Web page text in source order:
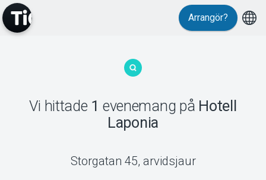
MyTickster
Support
Arrangör?
Vi hittade 1 evenemang på Hotell
Laponia
Storgatan 45, arvidsjaur